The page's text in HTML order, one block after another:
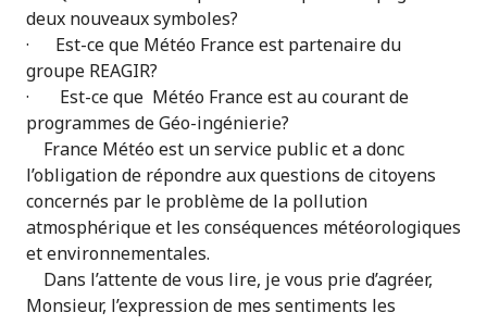
deux nouveaux symboles?
· Est-ce que Météo France est partenaire du
groupe REAGIR?
· Est-ce que Météo France est au courant de
programmes de Géo-ingénierie?
France Météo est un service public et a donc
l’obligation de répondre aux questions de citoyens
concernés par le problème de la pollution
atmosphérique et les conséquences météorologiques
et environnementales.
Dans l’attente de vous lire, je vous prie d’agréer,
Monsieur, l’expression de mes sentiments les